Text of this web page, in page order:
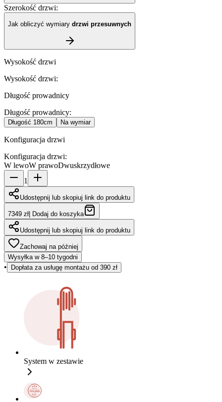
Szerokość drzwi:
Jak obliczyć wymiary drzwi przesuwnych
Wysokość drzwi
Wysokość drzwi:
Długość prowadnicy
Długość prowadnicy:
Długość 180cm Na wymiar
Konfiguracja drzwi
Konfiguracja drzwi:
W lewoW prawoDwuskrzydłowe
1
Udostępnij lub skopiuj link do produktu
7349 zł| Dodaj do koszyka
Udostępnij lub skopiuj link do produktu
Zachowaj na później
Wysyłka w 8–10 tygodni
• Dopłata za usługę montażu od 390 zł
System w zestawie